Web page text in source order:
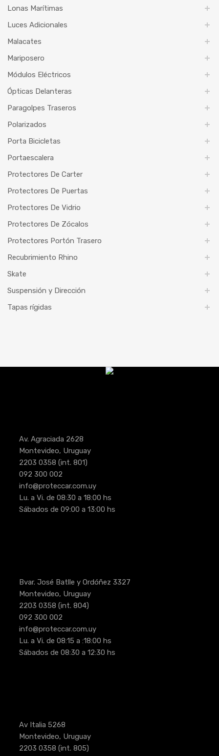
Lonas Marítimas
Luces Adicionales
Malacates
Mariposero
Módulos Eléctricos
Ópticas Delanteras
Paragolpes Traseros
Polarizados
Porta Bicicletas
Portaescalera
Protectores De Carter
Protectores De Puertas
Protectores De Vidrio
Protectores De Zócalos
Protectores Portón Trasero
Recubrimiento Rhino
Skate
Suspensión y Dirección
Tapas rígidas
Av. Agraciada 2628
Montevideo, Uruguay
2203 0358 (int. 801)
092 300 002
info@proteccar.com.uy
Lu. a Vi. de 08:30 a 18:00 hs
Sábados de 09:00 a 13:00 hs
Bvar. José Batlle y Ordóñez 3327
Montevideo, Uruguay
2203 0358 (int. 804)
092 300 002
info@proteccar.com.uy
Lu. a Vi. de 08:15 a :18:00 hs
Sábados de 08:30 a 12:30 hs
Av Italia 5268
Montevideo, Uruguay
2203 0358 (int. 805)